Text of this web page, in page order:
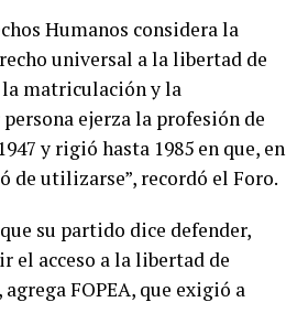
Humanos considera la
universal a la libertad de
matriculación y la
ejerza la profesión de
y rigió hasta 1985 en que, en
de utilizarse”, recordó el Foro.
su partido dice defender,
acceso a la libertad de
FOPEA, que exigió a